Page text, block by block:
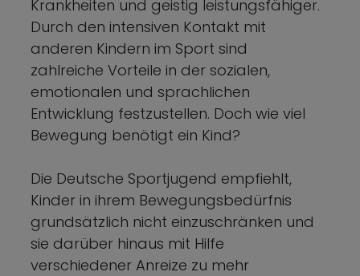
Krankheiten und geistig leistungsfähiger.
Durch den intensiven Kontakt mit
anderen Kindern im Sport sind
zahlreiche Vorteile in der sozialen,
emotionalen und sprachlichen
Entwicklung festzustellen. Doch wie viel
Bewegung benötigt ein Kind?
Die Deutsche Sportjugend empfiehlt,
Kinder in ihrem Bewegungsbedürfnis
grundsätzlich nicht einzuschränken und
sie darüber hinaus mit Hilfe
verschiedener Anreize zu mehr